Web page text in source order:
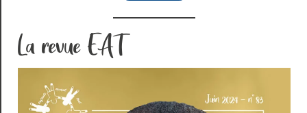
La revue EAT